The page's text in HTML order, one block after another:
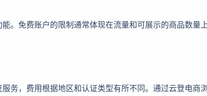
。免费账户的限制通常体现在流量和可展示的商品数量
务，费用根据地区和认证类型有所不同。通过云登电商